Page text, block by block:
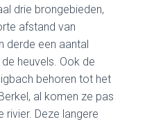
drie brongebieden,
afstand van
derde een aantal
heuvels. Ook de
behoren tot het
al komen ze pas
rivier. Deze langere